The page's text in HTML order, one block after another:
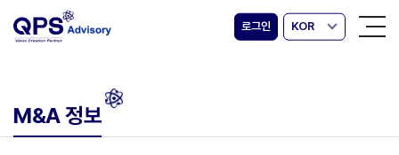
로그인 KOR
M&A 정보